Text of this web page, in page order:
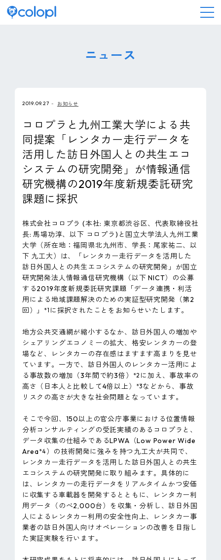
IR情報
採用情報
サステナビリティ
ピンマーク
EN
ニュース
2019.09.27 お知らせ
コロプラと九州工業大学による共
同提案「レンタカー走行データを
活用した訪日外国人との共生エコ
システムの研究開発」が情報通信
研究機構の2019年度新規委託研究
課題に採択
株式会社コロプラ (本社: 東京都渋谷区、代表取締役社
長: 馬場功淳、以下 コロプラ)と国立大学法人九州工業
大学（所在地：福岡県北九州市、学長：尾家祐二、以
下 九工大）は、「レンタカー走行データを活用した
訪日外国人との共生エコシステムの研究開発」が国立
研究開発法人情報通信研究機構（以下 NICT）の公募
する2019年度新規委託研究課題「データ連携・利活
用による地域課題解決のための実証型研究開発（第2
回）」
*1 に採択されたことをお知らせいたします。
地方公共交通網が縮小するなか、訪日外国人の増加や
シェアリングエコノミーの拡大、格安レンタカーの登
場など、レンタカーの存在感はますます高まりを見せ
ています。一方で、訪日外国人のレンタカー活用によ
る事故数の増加（3年間で約3倍）
*2 に加え、事故率の
高さ（日本人と比較して4倍以上）
*3などから、事故
リスクの高さが大きな社会問題となっています。
そこで今回、150以上の官公庁事業における位置情報
分析コンサルティングの受託実績のあるコロプラと、
データ収集の仕組みであるLPWA（Low Power Wide
Area*4）の技術開発に強みを持つ九工大が共同で、
レンタカー走行データを活用した訪日外国人との共生
エコシステムの研究開発に取り組みます。具体的に
は、レンタカーの走行データをリアルタイムかつ安価
に収集する車載器を開発するとともに、レンタカー利
用データ（のべ2,000台）を収集・分析し、訪日外国
人によるレンタカー利用の安全性向上、レンタカー事
業者の訪日外国人向けオペレーションの改善を目指し
た実証実験を行います。